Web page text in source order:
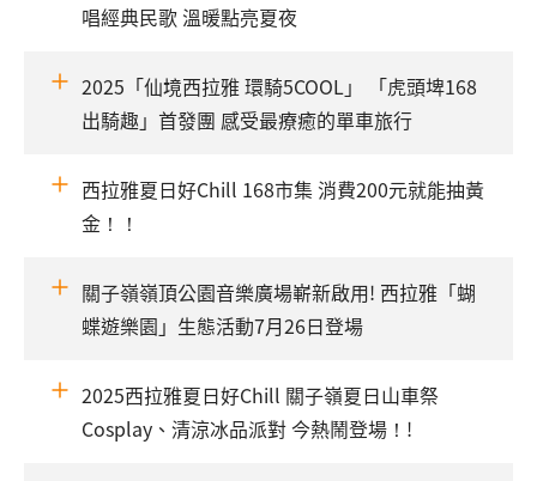
唱經典民歌 溫暖點亮夏夜
2025「仙境西拉雅 環騎5COOL」 「虎頭埤168
出騎趣」首發團 感受最療癒的單車旅行
西拉雅夏日好Chill 168市集 消費200元就能抽黃
金！！
關子嶺嶺頂公園音樂廣場嶄新啟用! 西拉雅「蝴
蝶遊樂園」生態活動7月26日登場
2025西拉雅夏日好Chill 關子嶺夏日山車祭
Cosplay、清涼冰品派對 今熱鬧登場！!